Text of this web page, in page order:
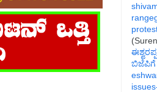
ಬಿಜೆಪಿಗೆ